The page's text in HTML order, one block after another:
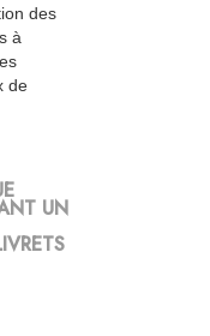
des
à
de
UN